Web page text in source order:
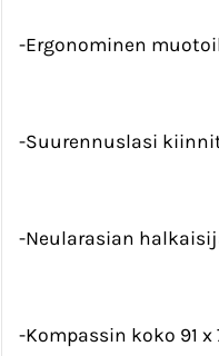
-Ergonominen
-Suurennuslasi
-Neularasian
-Kompassin koko 91 x